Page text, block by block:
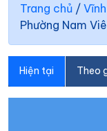
Trang chủ /
Phường Nam
Hiện tại Theo